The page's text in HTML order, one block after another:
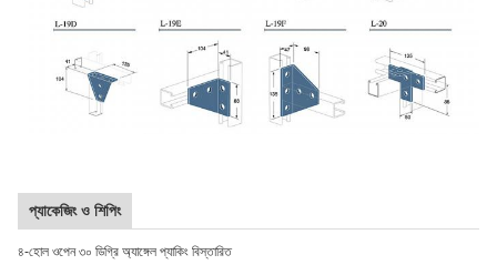
প্যাকেজিং ও শিপিং
৪-হোল ওপেন ৩০ ডিগ্রি অ্যাঙ্গেল প্যাকিং বিস্তারিত